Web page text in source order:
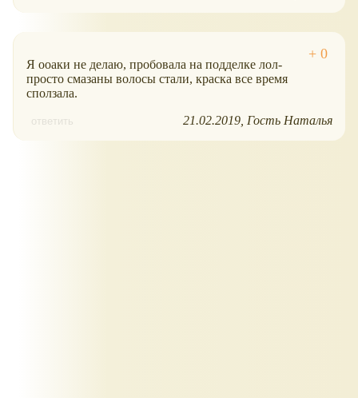
Я ооаки не делаю, пробовала на подделке лол-
просто смазаны волосы стали, краска все время
сползала.
ответить 21.02.2019 Гость Наталья